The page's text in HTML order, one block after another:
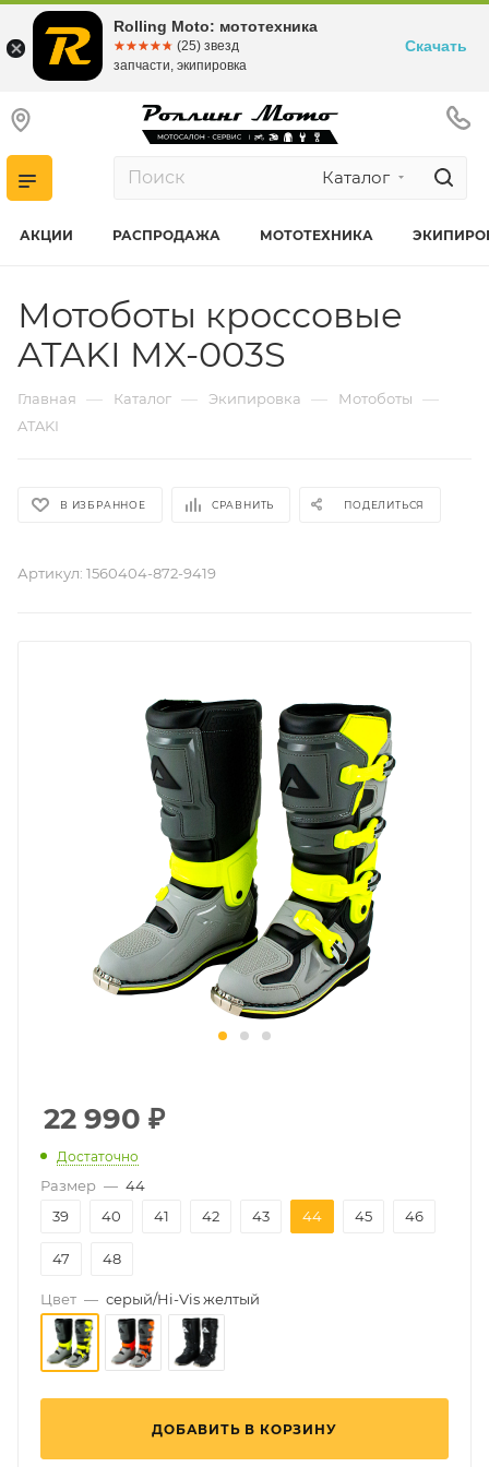
Каталог
АКЦИИ РАСПРОДАЖА МОТОТЕХНИКА
Мотоботы кроссовые
ATAKI MX-003S
Главная — Каталог — Экипировка — Мотоботы —
ATAKI
В ИЗБРАННОЕ СРАВНИТЬ ПОДЕЛИТЬСЯ
Артикул: 1560404-872-9419
22 990 ₽
Достаточно
Размер — 44
39
40 41 42 43 44 45 46
47 48
Цвет — серый/Hi-Vis желтый
ДОБАВИТЬ В КОРЗИНУ
Rolling Moto: мототехника
☆☆☆☆☆
★★★★★ (25) звезд
запчасти, экипировка
Скачать